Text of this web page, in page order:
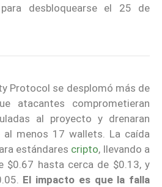
desbloquearse el 25 de
Protocol se desplomó más de
atacantes comprometieran
al proyecto y drenaran
al menos 17 wallets. La caída
estándares cripto, llevando a
$0.67 hasta cerca de $0.13, y
El impacto es que la falla